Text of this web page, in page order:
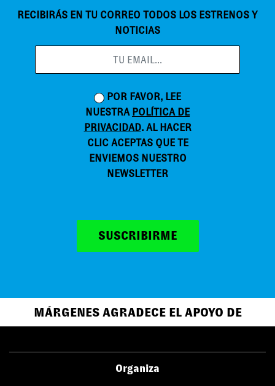
RECIBIRÁS EN TU CORREO TODOS LOS ESTRENOS Y
NOTICIAS
POR FAVOR, LEE
NUESTRA POLÍTICA DE
PRIVACIDAD. AL HACER
CLIC ACEPTAS QUE TE
ENVIEMOS NUESTRO
NEWSLETTER
SUSCRIBIRME
MÁRGENES AGRADECE EL APOYO DE
Organiza